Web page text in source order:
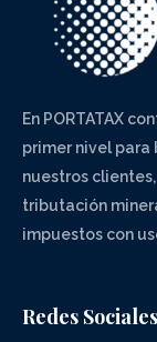
En PORTATAX
primer nivel
nuestros
tributación
impuestos con
Redes Sociales